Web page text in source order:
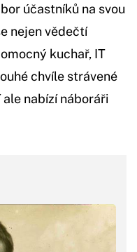
účastníků na svou
nejen vědečtí
kuchař, IT
chvíle strávené
nabízí náboráři